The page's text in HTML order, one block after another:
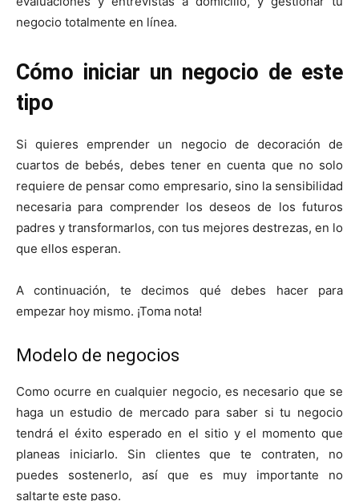
negocio totalmente en línea.
Cómo iniciar un negocio de este
tipo
Si quieres emprender un negocio de decoración de
cuartos de bebés, debes tener en cuenta que no solo
requiere de pensar como empresario, sino la sensibilidad
necesaria para comprender los deseos de los futuros
padres y transformarlos, con tus mejores destrezas, en lo
que ellos esperan.
A continuación, te decimos qué debes hacer para
empezar hoy mismo. ¡Toma nota!
Modelo de negocios
Como ocurre en cualquier negocio, es necesario que se
haga un estudio de mercado para saber si tu negocio
tendrá el éxito esperado en el sitio y el momento que
planeas iniciarlo. Sin clientes que te contraten, no
puedes sostenerlo, así que es muy importante no
saltarte este paso.